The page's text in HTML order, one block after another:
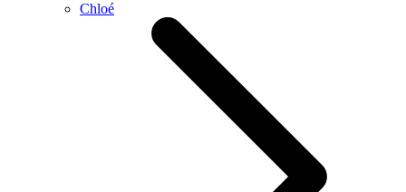
Chloé